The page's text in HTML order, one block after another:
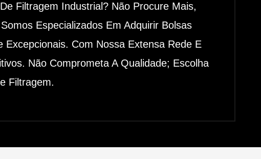
Filtragem Industrial? Não Procure Mais,
Especializados Em Adquirir Bolsas
Com Nossa Extensa Rede E
Não Comprometa A Qualidade; Escolha
Filtragem.